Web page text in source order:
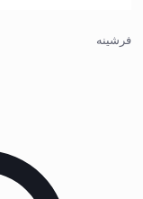
فرشینه